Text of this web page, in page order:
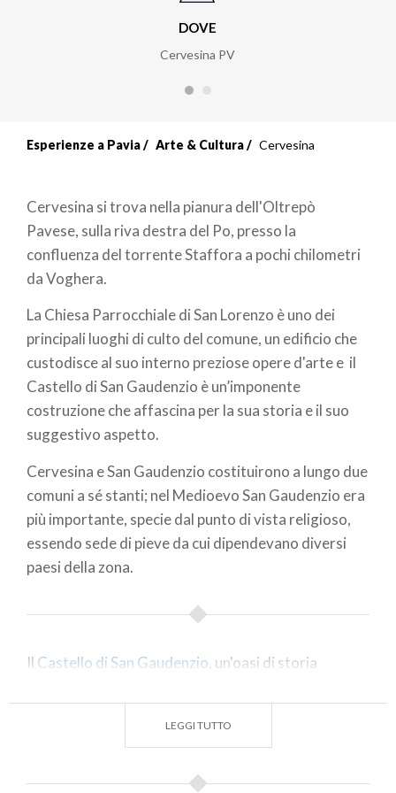
DOVE
Cervesina PV
Esperienze a Pavia Arte & Cultura Cervesina
Cervesina si trova nella pianura dell'Oltrepò
Pavese, sulla riva destra del Po, presso la
confluenza del torrente Staffora a pochi chilometri
da Voghera.
La Chiesa Parrocchiale di San Lorenzo è uno dei
principali luoghi di culto del comune, un edificio che
custodisce al suo interno preziose opere d'arte e il
Castello di San Gaudenzio è un’imponente
costruzione che affascina per la sua storia e il suo
suggestivo aspetto.
Cervesina e San Gaudenzio costituirono a lungo due
comuni a sé stanti; nel Medioevo San Gaudenzio era
più importante, specie dal punto di vista religioso,
essendo sede di pieve da cui dipendevano diversi
paesi della zona.
Il Castello di San Gaudenzio , un'oasi di storia
luoghi, la dolcezza di vivere. La sua storia è legata ai
Visconti e ai destini di Pavia: un complesso
famiglie nobili (i Beccaria, i Taverna, i Trotti) che se
LEGGI TUTTO